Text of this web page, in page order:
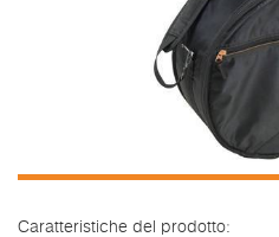
Caratteristiche del prodotto: